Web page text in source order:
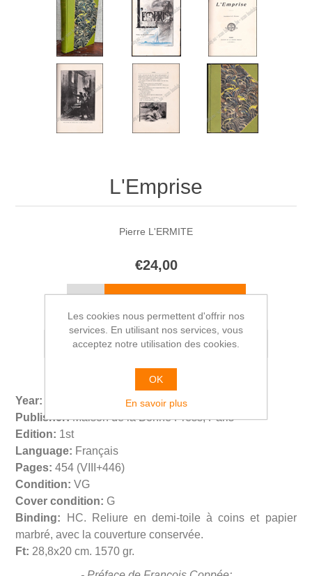
L'Emprise
Pierre L'ERMITE
€24,00
Year:
Publisher:Maison de la Bonne Press, Paris
Edition: 1st
Language: Français
Pages: 454 (VIII+446)
Condition: VG
Cover condition: G
Binding: HC. Reliure en demi-toile à coins et papier
marbré, avec la couverture conservée.
Ft: 28,8x20 cm. 1570 gr.
Les cookies nous permettent d'offrir nos
services. En utilisant nos services, vous
acceptez notre utilisation des cookies.
OK
En savoir plus